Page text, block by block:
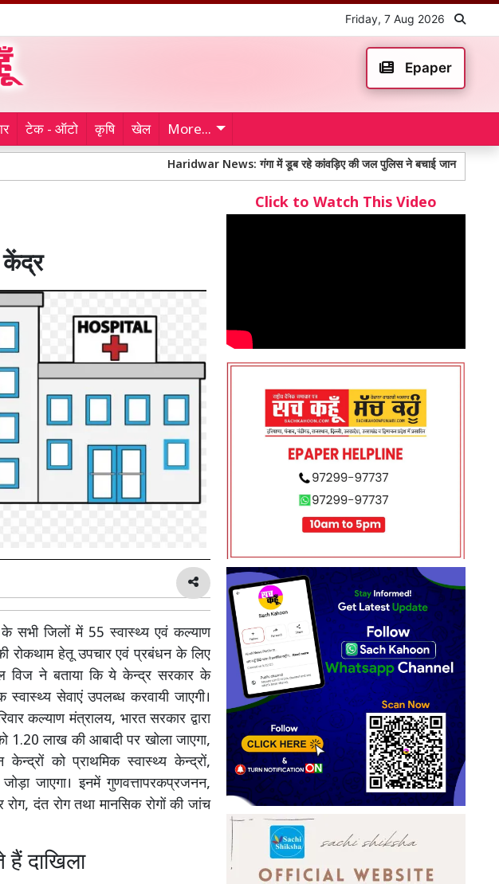
Friday, 7 Aug 2026
Epaper
टेक - ऑटो कृषि खेल More...
Haridwar News: गंगा में डूब रहे कांवड़िए की जल पुलिस ने बचाई जान Nagaur
के सभी जिलों में 55 स्वास्थ्य एवं कल्याण
रोकथाम हेतू उपचार एवं प्रबंधन के लिए
विज ने बताया कि ये केन्द्र सरकार के
सेवाएं उपलब्ध करवायी जाएगी।
कल्याण मंत्रालय, भारत सरकार द्वारा
1.20 लाख की आबादी पर खोला जाएगा,
को प्राथमिक स्वास्थ्य केन्द्रों,
जाएगा। इनमें गुणवत्तापरकप्रजनन,
दंत रोग तथा मानसिक रोगों की जांच
दाखिला
Click to Watch This Video